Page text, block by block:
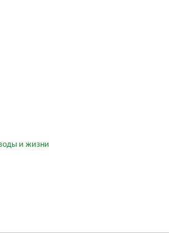
и жизни